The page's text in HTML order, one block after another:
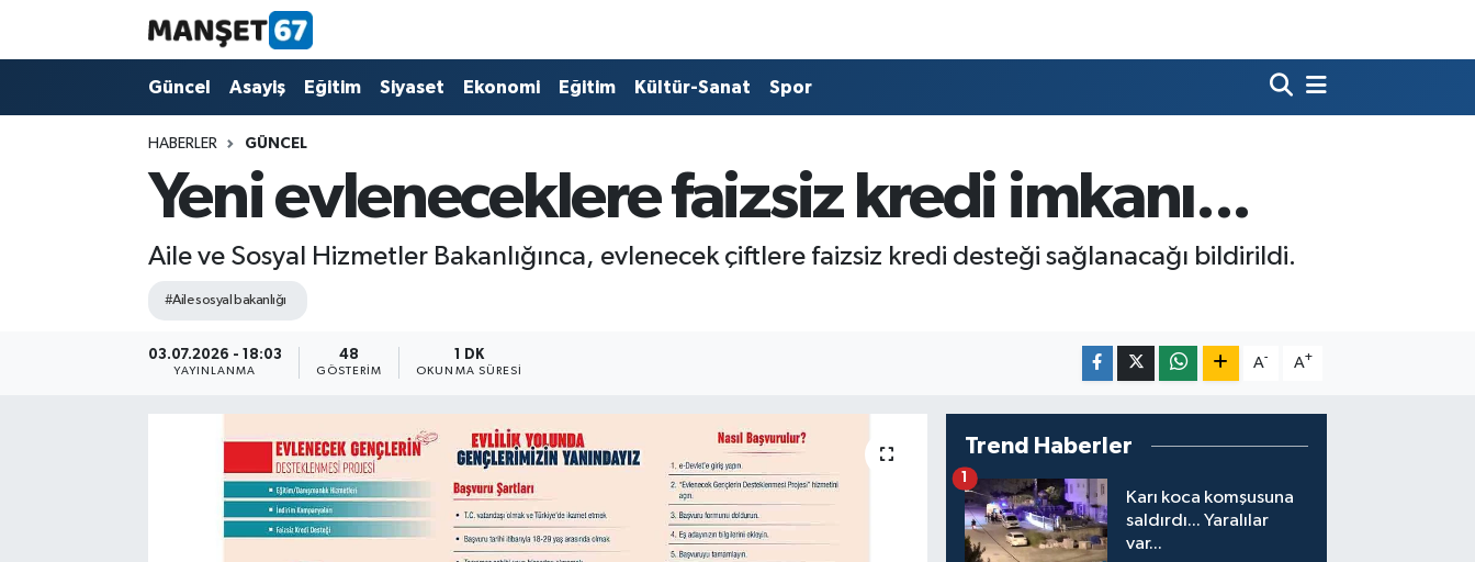
Güncel Asayiş Eğitim Siyaset Ekonomi Eğitim Kültür-Sanat Spor
HABERLER GÜNCEL
Yeni evleneceklere faizsiz kredi imkanı...
Aile ve Sosyal Hizmetler Bakanlığınca, evlenecek çiftlere faizsiz kredi desteği sağlanacağı bildirildi.
#Aile sosyal bakanlığı
03.07.2026 - 18:03
YAYINLANMA
48
GÖSTERIM
1 DK
OKUNMA SÜRESI
A- A+
Trend Haberler
Karı koca komşusuna
saldırdı... Yaralılar
var...
1